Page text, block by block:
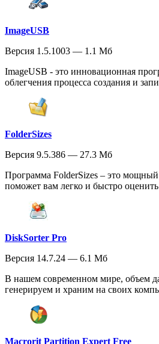
ImageUSB
Версия 1.5.1003 — 1.1 Мб
ImageUSB - это инновационная
облегчения процесса создания и
FolderSizes
Версия 9.5.386 — 27.3 Мб
Программа FolderSizes – это
поможет вам легко и быстро
DiskSorter Pro
Версия 14.7.24 — 6.1 Мб
В нашем современном мире, объем
генерируем и храним на своих
Macrorit Partition Expert Free